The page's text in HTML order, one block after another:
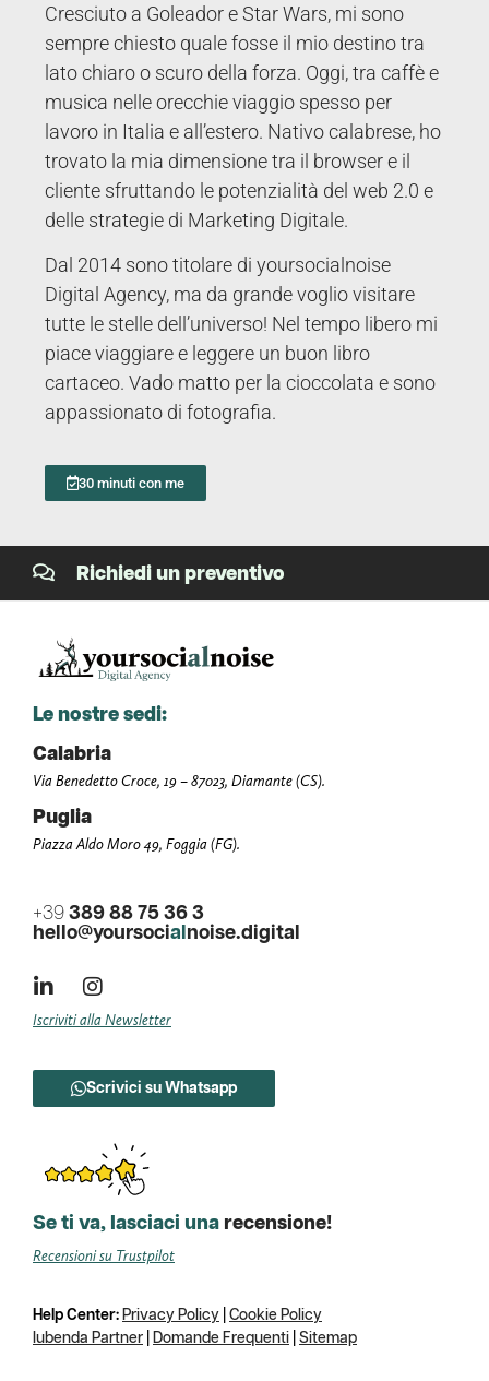
Cresciuto a Goleador e Star Wars, mi sono
sempre chiesto quale fosse il mio destino tra
lato chiaro o scuro della forza. Oggi, tra caffè e
musica nelle orecchie viaggio spesso per
lavoro in Italia e all’estero. Nativo calabrese, ho
trovato la mia dimensione tra il browser e il
cliente sfruttando le potenzialità del web 2.0 e
delle strategie di Marketing Digitale.
Dal 2014 sono titolare di yoursocialnoise
Digital Agency, ma da grande voglio visitare
tutte le stelle dell’universo! Nel tempo libero mi
piace viaggiare e leggere un buon libro
cartaceo. Vado matto per la cioccolata e sono
appassionato di fotografia.
30 minuti con me
Richiedi un preventivo
Le nostre sedi:
Calabria
Via Benedetto Croce, 19 – 87023, Diamante (CS).
Puglia
Piazza Aldo Moro 49, Foggia (FG).
+39 389 88 75 36 3
hello@yoursocial noise.digital
Iscriviti alla Newsletter
Scrivici su Whatsapp
Help Center: Privacy Policy
Cookie Policy
Iubenda Partner
Domande Frequenti Sitemap
Se ti va, lasciaci una recensione!
Recensioni su Trustpilot